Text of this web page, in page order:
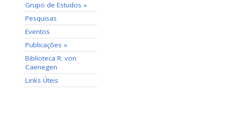
Grupo de Estudos »
Pesquisas
Eventos
Publicações »
Biblioteca R. von
Caenegen
Links Úteis